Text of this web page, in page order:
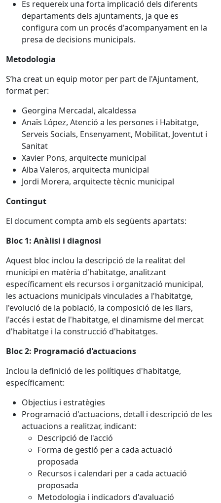
Es requereix una forta implicació dels diferents
departaments dels ajuntaments, ja que es
configura com un procés d'acompanyament en la
presa de decisions municipals.
Metodologia
S’ha creat un equip motor per part de l'Ajuntament,
format per:
Georgina Mercadal, alcaldessa
Anaïs López, Atenció a les persones i Habitatge,
Serveis Socials, Ensenyament, Mobilitat, Joventut i
Sanitat
Xavier Pons, arquitecte municipal
Alba Valeros, arquitecta municipal
Jordi Morera, arquitecte tècnic municipal
Contingut
El document compta amb els següents apartats:
Bloc 1: Anàlisi i diagnosi
Aquest bloc inclou la descripció de la realitat del
municipi en matèria d'habitatge, analitzant
específicament els recursos i organització municipal,
les actuacions municipals vinculades a l'habitatge,
l'evolució de la població, la composició de les llars,
l'accés i estat de l'habitatge, el dinamisme del mercat
d'habitatge i la construcció d'habitatges.
Bloc 2: Programació d'actuacions
Inclou la definició de les polítiques d'habitatge,
específicament:
Objectius i estratègies
Programació d'actuacions, detall i descripció de les
actuacions a realitzar, indicant:
Descripció de l'acció
Forma de gestió per a cada actuació
proposada
Recursos i calendari per a cada actuació
proposada
Metodologia i indicadors d'avaluació